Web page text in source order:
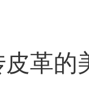
革